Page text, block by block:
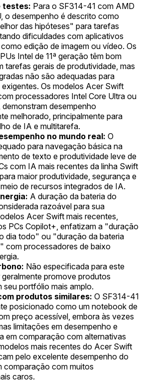
testes: Para o SF314-41 com AMD
o desempenho é descrito como
das hipóteses" para tarefas
dificuldades com aplicativos
edição de imagem ou vídeo. Os
Intel de 11ª geração têm bom
tarefas gerais de produtividade, mas
não são adequadas para
Os modelos Acer Swift
processadores Intel Core Ultra ou
desempenho
melhorado, principalmente para
de IA e multitarefa.
no mundo real: O
para navegação básica na
de texto e produtividade leve de
com IA mais recentes da linha Swift
maior produtividade, segurança e
de recursos integrados de IA.
A duração da bateria do
razoável para sua
Acer Swift mais recentes,
PCs Copilot+, enfatizam a "duração
dia todo" ou "duração da bateria
com processadores de baixo
Não especificada para este
promove produtos
seu portfólio mais amplo.
produtos similares: O SF314-41
posicionado como um notebook de
preço acessível, embora às vezes
limitações em desempenho e
em comparação com alternativas
mais recentes do Acer Swift
pelo excelente desempenho do
comparação com muitos
caros.